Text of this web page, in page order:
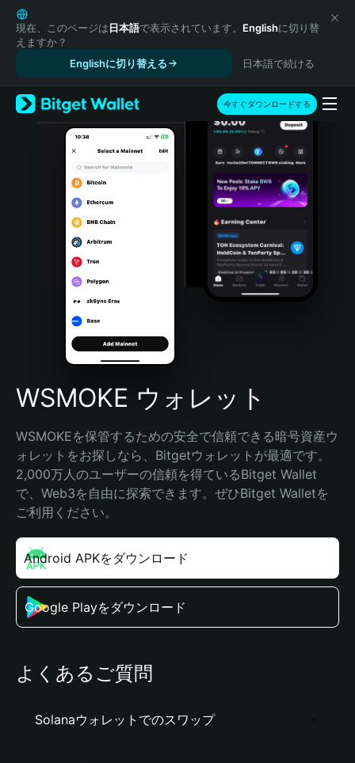
English
日本語
Tiếng Việt
Español (Latinoamérica)
Türkçe
Italiano
Português (Portugal)
Bahasa Indonesia
Português (Brasil)
Español (Argentina)
現在、このページは日本語で表示されています。 Englishに切り替
えますか？
Englishに切り替える
日本語で続ける
今すぐダウンロードする
WSMOKE ウォレット
WSMOKEを保管するための安全で信頼できる暗号資産ウ
ォレットをお探しなら、Bitgetウォレットが最適です。
2,000万人のユーザーの信頼を得ているBitget Wallet
で、Web3を自由に探索できます。ぜひBitget Walletを
ご利用ください。
Android APKをダウンロード
Google Playをダウンロード
よくあるご質問
Solanaウォレットでのスワップ